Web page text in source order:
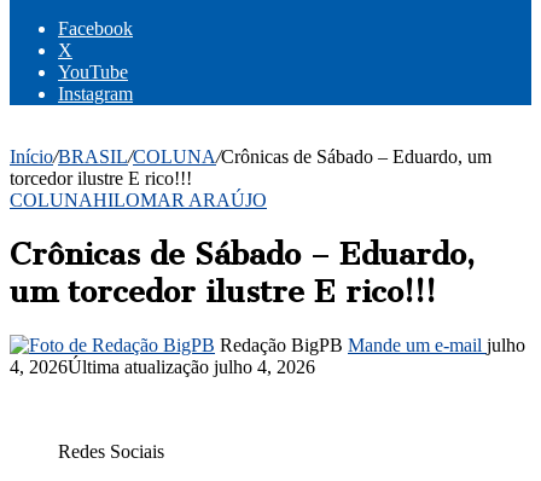
Facebook
X
YouTube
Instagram
Início/BRASIL/COLUNA/Crônicas de Sábado – Eduardo, um
torcedor ilustre E rico!!!
COLUNAHILOMAR ARAÚJO
Crônicas de Sábado – Eduardo,
um torcedor ilustre E rico!!!
Redação BigPB Mande um e-mail julho
4, 2026Última atualização julho 4, 2026
Redes Sociais